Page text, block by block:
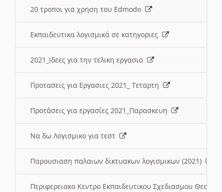
20 τροποι για χρηση του Edmodo
Εκπαιδευτικα λογισμικά σε κατηγοριες
2021_Ιδεες για την τελικη εργασια
Προτασεις για Εργασιες 2021_ Τεταρτη
Προτάσεις για εργασίες 2021_Παρασκευη
Να δω Λογισμικο για τεστ
Παρουσιαση παλαιων δικτυακων λογισμικων (2021)
Περιφερειακο Κεντρο Εκπαιδευτικου Σχεδιασμου